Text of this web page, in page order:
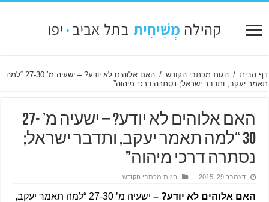
דף הבית / הגות מכתבי הקודש /
האם אלוהים לא יודע? – ישעיה מ’ 27-30 “למה
תאמר יעקב, ותדבר ישראל; נסתרה דרכי מיהוה”
האם אלוהים לא יודע? – ישעיה מ’ 27-
30 “למה תאמר יעקב, ותדבר ישראל;
נסתרה דרכי מיהוה”
דצמבר 29, 2015 הגות מכתבי הקודש
האם אלוהים לא יודע? –